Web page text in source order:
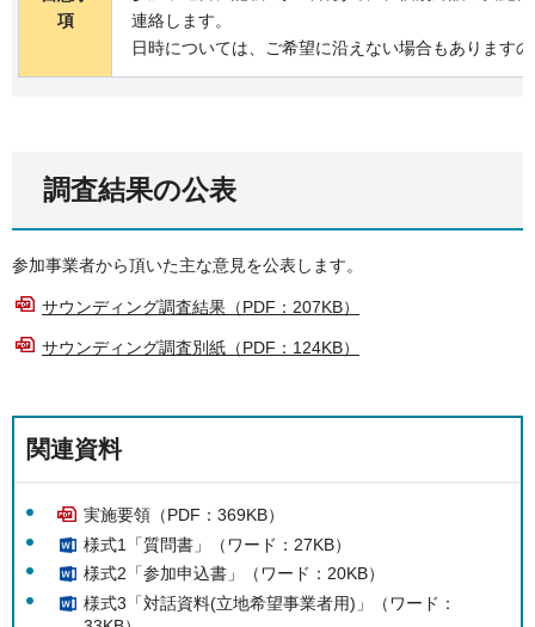
項
連絡します。
日時については、ご希望に沿えない場合もあります
調査結果の公表
参加事業者から頂いた主な意見を公表します。
サウンディング調査結果（PDF：207KB）
サウンディング調査別紙（PDF：124KB）
関連資料
実施要領（PDF：369KB）
様式1「質問書」（ワード：27KB）
様式2「参加申込書」（ワード：20KB）
様式3「対話資料(立地希望事業者用)」（ワード：